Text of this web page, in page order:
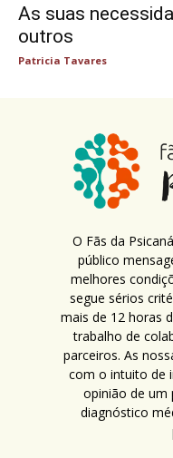
As suas
outros
Patricia Tavares
O Fãs da
público
melhores
segue sérios
mais de 12 horas
trabalho de
parceiros. As
com o intuito de
opinião de um
diagnóstico